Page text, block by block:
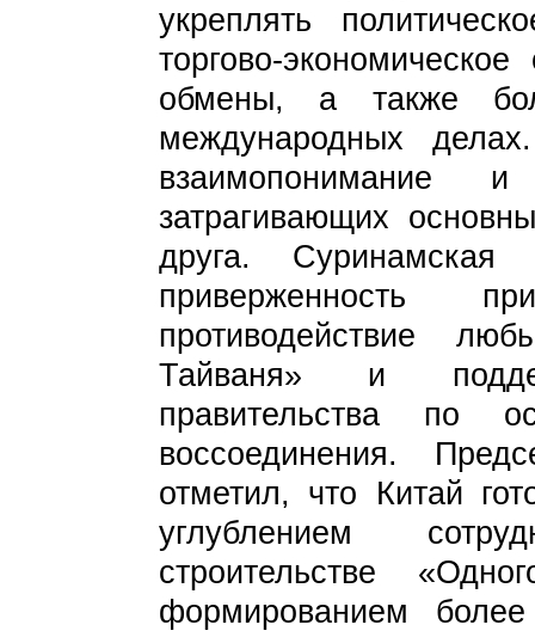
укреплять
торгово-
обмены, а также
международных
взаимопонимание
затрагивающих
друга. Суринамская
приверженность
противодействие
Тайваня» и
правительства по
воссоединения.
отметил, что Китай
углублением
строительстве
формированием